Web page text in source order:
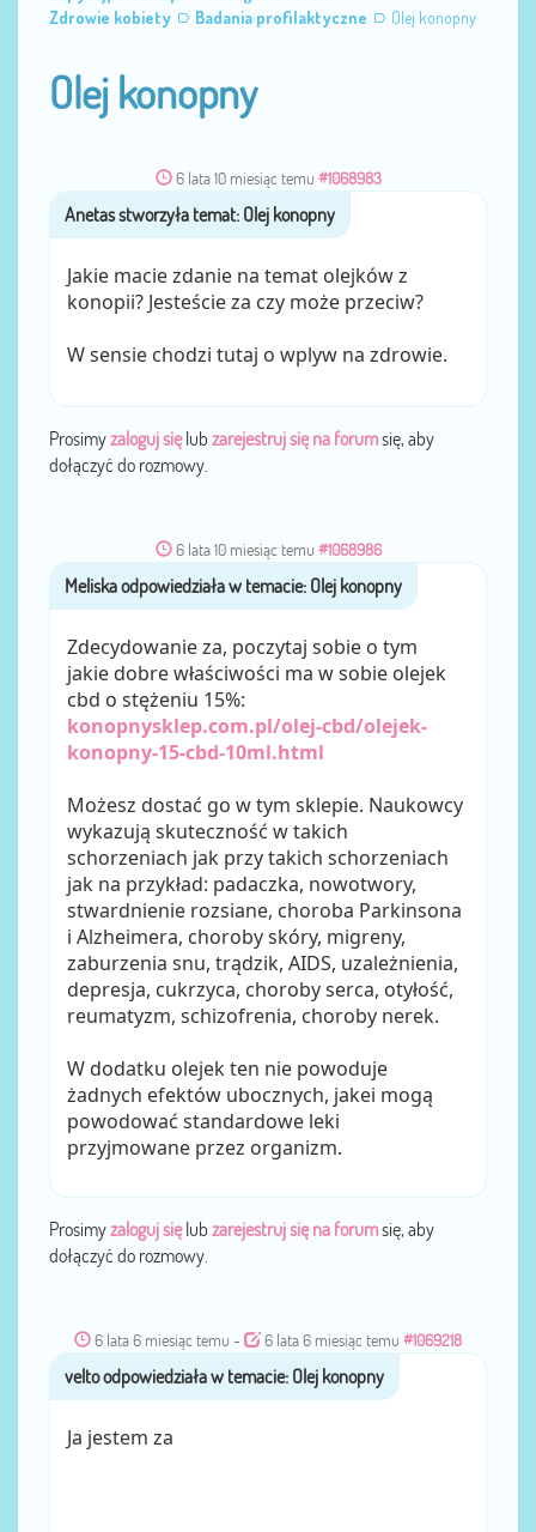
Zdrowie kobiety
Badania profilaktyczne Olej konopny
Olej konopny
6 lata 10 miesiąc temu #1068983
przezAnetas
Jakie macie zdanie na temat olejków z
konopii? Jesteście za czy może przeciw?
W sensie chodzi tutaj o wplyw na zdrowie.
Prosimyzaloguj sięlub zarejestruj się na forumsię, aby
dołączyć do rozmowy.
6 lata 10 miesiąc temu #1068986
przezMeliska
Zdecydowanie za, poczytaj sobie o tym
jakie dobre właściwości ma w sobie olejek
cbd o stężeniu 15%:
konopnysklep.com.pl/olej-cbd/olejek-
konopny-15-cbd-10ml.html
Możesz dostać go w tym sklepie. Naukowcy
wykazują skuteczność w takich
schorzeniach jak przy takich schorzeniach
jak na przykład: padaczka, nowotwory,
stwardnienie rozsiane, choroba Parkinsona
i Alzheimera, choroby skóry, migreny,
zaburzenia snu, trądzik, AIDS, uzależnienia,
depresja, cukrzyca, choroby serca, otyłość,
reumatyzm, schizofrenia, choroby nerek.
W dodatku olejek ten nie powoduje
żadnych efektów ubocznych, jakei mogą
powodować standardowe leki
przyjmowane przez organizm.
Prosimyzaloguj sięlub zarejestruj się na forumsię, aby
dołączyć do rozmowy.
6 lata 6 miesiąc temu - 6 lata 6 miesiąc temu #1069218
przezvelto
Ja jestem za